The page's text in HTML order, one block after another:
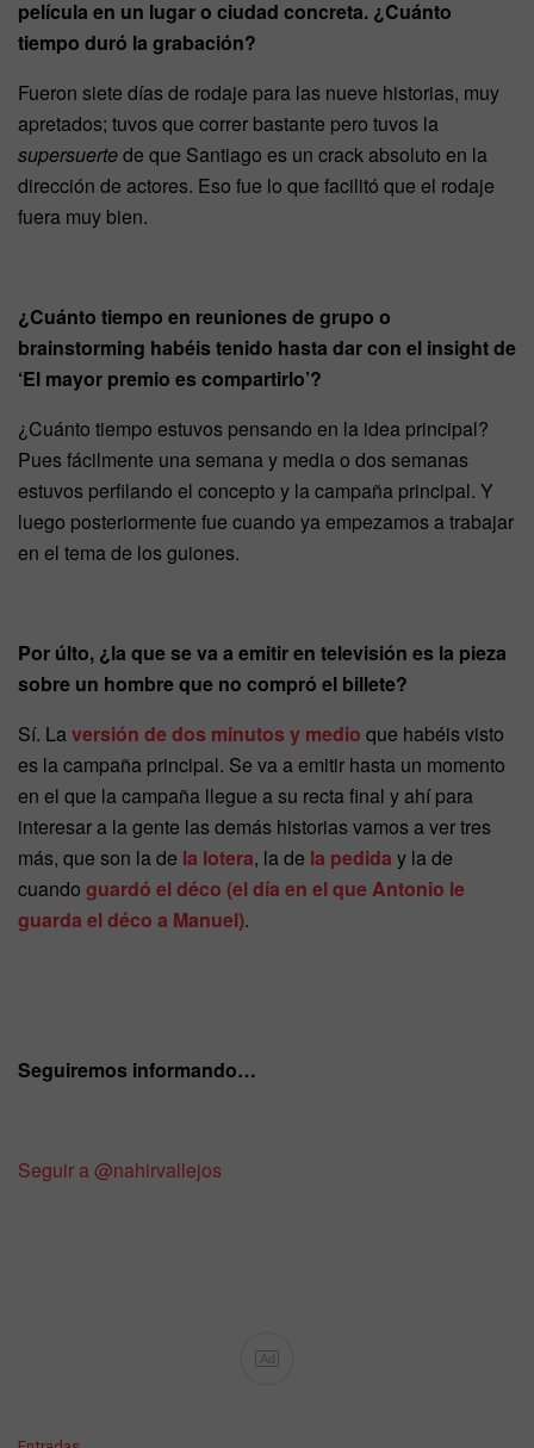
película en un lugar o ciudad concreta. ¿Cuánto
tiempo duró la grabación?
Fueron siete días de rodaje para las nueve historias, muy
apretados; tuvos que correr bastante pero tuvos la
supersuertede que Santiago es un crack absoluto en la
dirección de actores. Eso fue lo que facilitó que el rodaje
fuera muy bien.
¿Cuánto tiempo en reuniones de grupo o
brainstorming habéis tenido hasta dar con el insight de
‘El mayor premio es compartirlo’?
¿Cuánto tiempo estuvos pensando en la idea principal?
Pues fácilmente una semana y media o dos semanas
estuvos perfilando el concepto y la campaña principal. Y
luego posteriormente fue cuando ya empezamos a trabajar
en el tema de los guiones.
Por últo, ¿la que se va a emitir en televisión es la pieza
sobre un hombre que no compró el billete?
Sí. Laversión de dos minutos y medio que habéis visto
es la campaña principal. Se va a emitir hasta un momento
en el que la campaña llegue a su recta final y ahí para
interesar a la gente las demás historias vamos a ver tres
más, que son la de la lotera, la de la pedida y la de
cuando guardó el déco (el día en el que Antonio le
guarda el déco a Manuel).
Seguiremos informando…
Seguir a @nahirvallejos
Ad